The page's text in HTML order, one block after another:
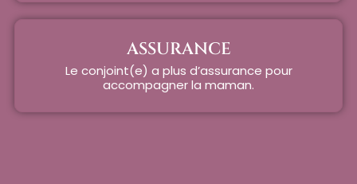
ASSURANCE
Le conjoint(e) a plus d’assurance pour
accompagner la maman.